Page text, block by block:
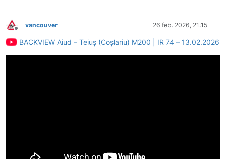
Deconectat
vancouver 26 feb. 2026, 21:15
BACKVIEW Aiud – Teiuș (Coșlariu) M200 | IR 74 – 13.02.2026